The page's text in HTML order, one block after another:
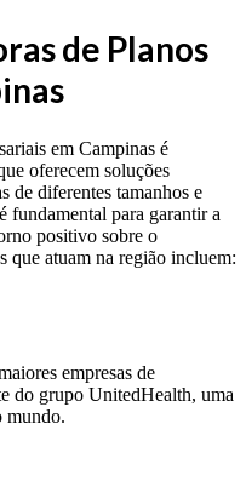
de Planos
em Campinas é
oferecem soluções
de diferentes tamanhos e
fundamental para garantir a
positivo sobre o
que atuam na região incluem:
empresas de
do grupo UnitedHealth, uma
mundo.